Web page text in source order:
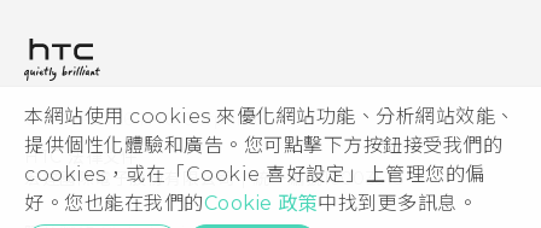
本網站使用 cookies 來優化網站功能、分析網站效能、
提供個性化體驗和廣告。您可點擊下方按鈕接受我們的
cookies，或在「Cookie 喜好設定」上管理您的偏
好。您也能在我們的Cookie 政策中找到更多訊息。
HTC Sync Manager
投資人
隱私權政策
產品安全性
Cookie
© 2011-2026 HTC Corporation
HTC 法律文件
宏達國際電子股份有限公司 | 統一編號16003518